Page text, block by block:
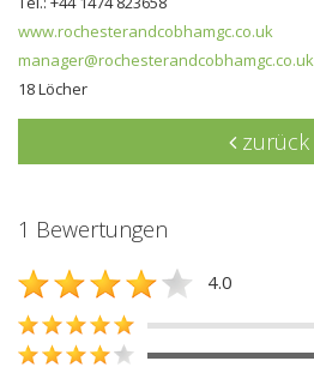
www.rochesterandcobhamgc.co.uk
manager@rochesterandcobhamgc.co.uk
18 Löcher
zurück
1 Bewertungen
4.0